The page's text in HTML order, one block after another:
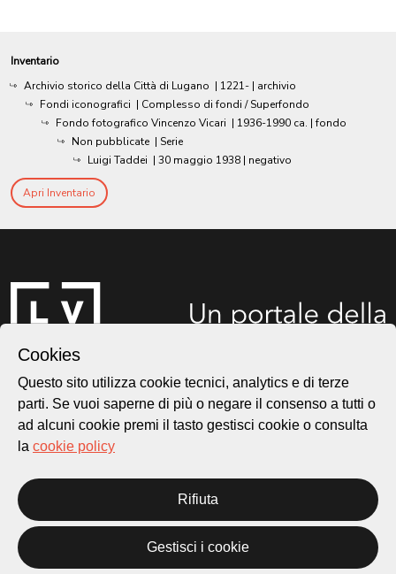
Inventario
Archivio storico della Città di Lugano | 1221- | archivio
Fondi iconografici | Complesso di fondi / Superfondo
Fondo fotografico Vincenzo Vicari | 1936-1990 ca. | fondo
Non pubblicate | Serie
Luigi Taddei | 30 maggio 1938 | negativo
Apri Inventario
Città di Lugano
Cultura
Piazza Carlo Cattaneo 1
Cookies
Questo sito utilizza cookie tecnici, analytics e di terze
parti. Se vuoi saperne di più o negare il consenso a tutti o
ad alcuni cookie premi il tasto gestisci cookie o consulta
la cookie policy
Rifiuta
Gestisci i cookie